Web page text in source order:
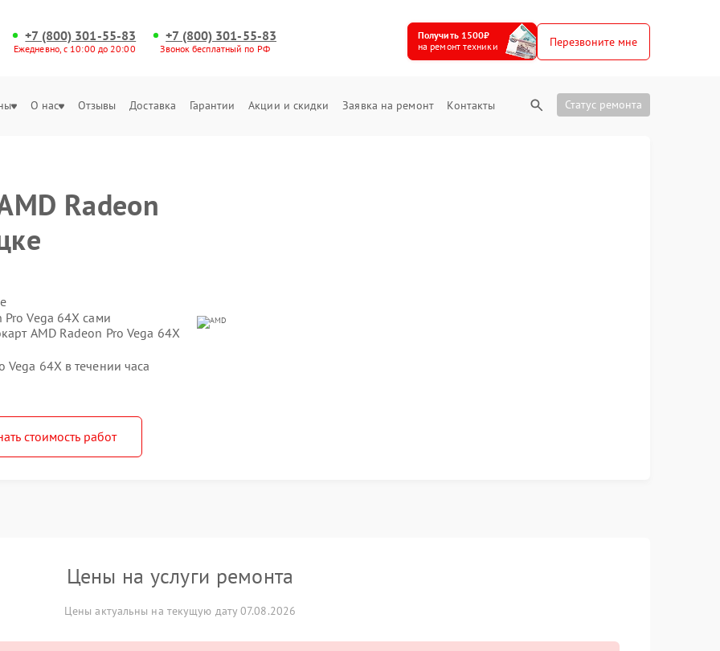
+7 (800) 301-55-83
Ежедневно, с 10:00 до 20:00
+7 (800) 301-55-83
Звонок бесплатный по РФ
Получить 1500₽
на ремонт техники
Перезвоните мне
О нас Отзывы Доставка Гарантии Акции и скидки Заявка на ремонт Контакты Статус ремонта
Radeon
Pro Vega 64X сами
AMD Radeon Pro Vega 64X
64X в течении часа
стоимость работ
Цены на услуги ремонта
Цены актуальны на текущую дату 07.08.2026